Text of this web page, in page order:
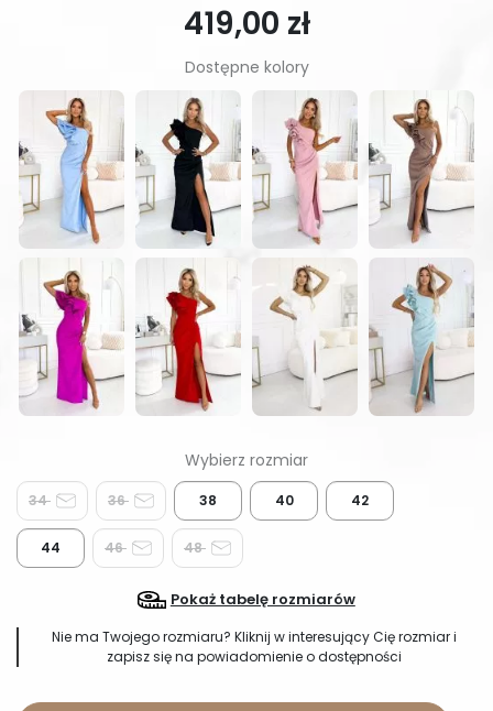
419,00 zł
Dostępne kolory
34 36 38 40 42
44 46 48
Pokaż tabelę rozmiarów
Nie ma Twojego rozmiaru? Kliknij w interesujący Cię rozmiar i
zapisz się na powiadomienie o dostępności